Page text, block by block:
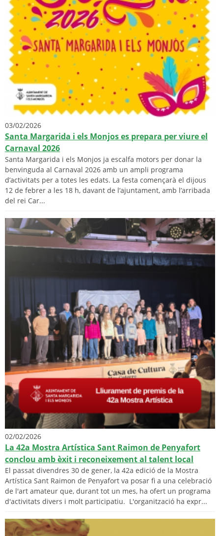
03/02/2026
Santa Margarida i els Monjos es prepara per viure el
Carnaval 2026
Santa Margarida i els Monjos ja escalfa motors per donar la
benvinguda al Carnaval 2026 amb un ampli programa
d’activitats per a totes les edats. La festa començarà el dijous
12 de febrer a les 18 h, davant de l’ajuntament, amb l’arribada
del rei Car...
02/02/2026
La 42a Mostra Artística Sant Raimon de Penyafort
conclou amb èxit i reconeixement al talent local
El passat divendres 30 de gener, la 42a edició de la Mostra
Artística Sant Raimon de Penyafort va posar fi a una celebració
de l'art amateur que, durant tot un mes, ha ofert un programa
d'activitats divers i molt participatiu. L'organització ha expr...